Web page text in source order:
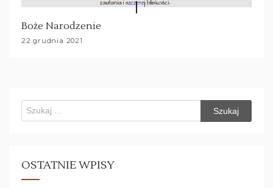
Boże Narodzenie
22 grudnia 2021
Szukaj:
OSTATNIE WPISY